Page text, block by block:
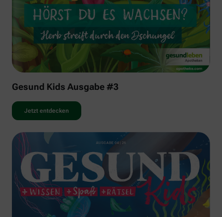
Gesund Kids Ausgabe #3
Jetzt entdecken